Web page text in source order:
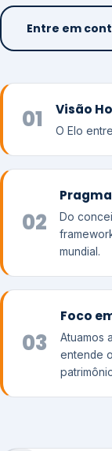
Entre em
01 Visão
O Elo
02
Do
mundial.
03
Foco
Atuamos
entende